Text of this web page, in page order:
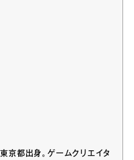
京都出身。ゲームクリエイタ